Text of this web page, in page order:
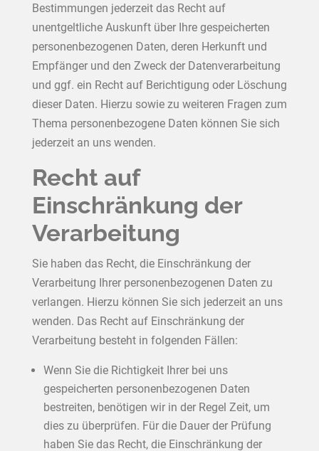
Bestimmungen jederzeit das Recht auf
unentgeltliche Auskunft über Ihre gespeicherten
personenbezogenen Daten, deren Herkunft und
Empfänger und den Zweck der Datenverarbeitung
und ggf. ein Recht auf Berichtigung oder Löschung
dieser Daten. Hierzu sowie zu weiteren Fragen zum
Thema personenbezogene Daten können Sie sich
jederzeit an uns wenden.
Recht auf
Einschränkung der
Verarbeitung
Sie haben das Recht, die Einschränkung der
Verarbeitung Ihrer personenbezogenen Daten zu
verlangen. Hierzu können Sie sich jederzeit an uns
wenden. Das Recht auf Einschränkung der
Verarbeitung besteht in folgenden Fällen:
Wenn Sie die Richtigkeit Ihrer bei uns
gespeicherten personenbezogenen Daten
bestreiten, benötigen wir in der Regel Zeit, um
dies zu überprüfen. Für die Dauer der Prüfung
haben Sie das Recht, die Einschränkung der